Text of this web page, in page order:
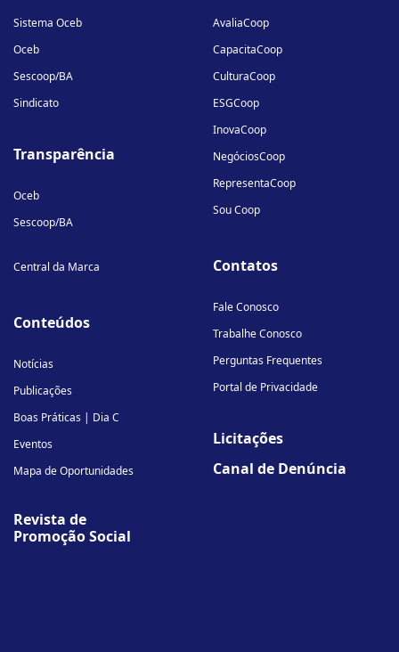
Sistema Oceb
Oceb
Sescoop/BA
Sindicato
Transparência
Oceb
Sescoop/BA
Central da Marca
Conteúdos
Notícias
Publicações
Boas Práticas | Dia C
Eventos
Mapa de Oportunidades
Revista de
Promoção Social
AvaliaCoop
CapacitaCoop
CulturaCoop
ESGCoop
InovaCoop
NegóciosCoop
RepresentaCoop
Sou Coop
Contatos
Fale Conosco
Trabalhe Conosco
Perguntas Frequentes
Portal de Privacidade
Licitações
Canal de Denúncia